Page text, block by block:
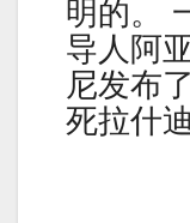
明的。
导人阿
尼发布
死拉什迪